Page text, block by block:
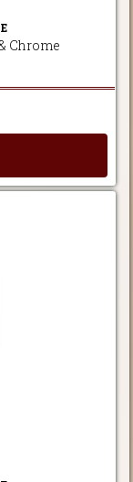
Chrome